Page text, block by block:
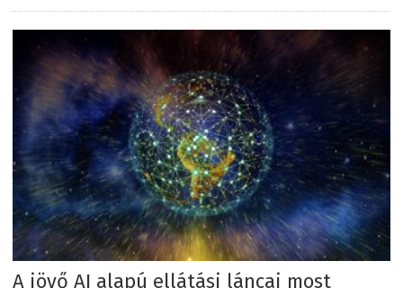
A jövő AI alapú ellátási láncai most